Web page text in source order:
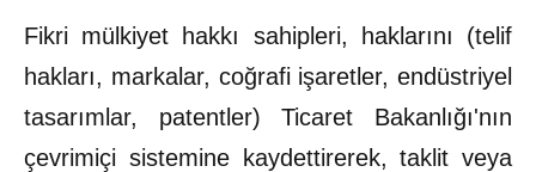
Fikri mülkiyet hakkı sahipleri, haklarını (telif
hakları, markalar, coğrafi işaretler, endüstriyel
tasarımlar, patentler) Ticaret Bakanlığı'nın
çevrimiçi sistemine kaydettirerek, taklit veya